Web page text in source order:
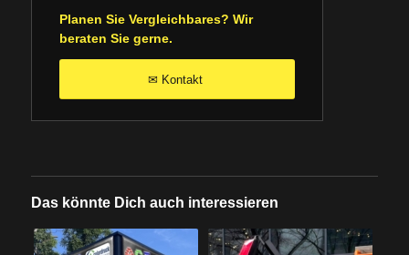
Planen Sie Vergleichbares? Wir
beraten Sie gerne.
✉ Kontakt
Das könnte Dich auch interessieren